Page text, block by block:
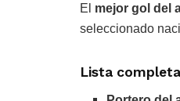
El mejor gol del
seleccionado
Lista